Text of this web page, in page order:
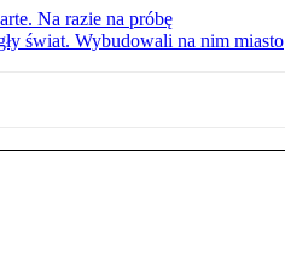
Na razie na próbę
świat. Wybudowali na nim miasto